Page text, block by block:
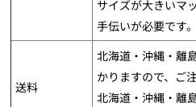
サイズが大きいマ
手伝いが必要です。
送料
北海道・沖縄・離
かりますので、ご
北海道・沖縄・離